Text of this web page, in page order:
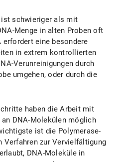
schwieriger als mit
Menge in alten Proben oft
eine besondere
in extrem kontrollierten
Verunreinigungen durch
umgehen, oder durch die
haben die Arbeit mit
DNA-Molekülen möglich
ist die Polymerase-
Verfahren zur Vervielfältigung
DNA-Moleküle in